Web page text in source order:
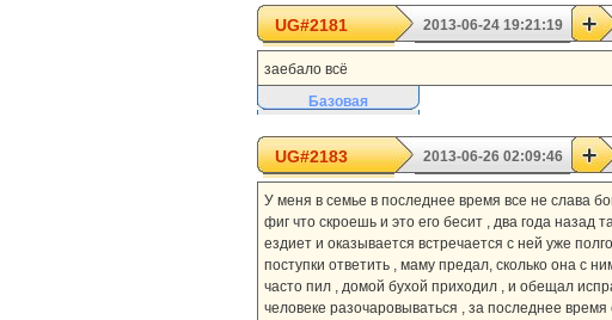
UG#2181 2013-06-24 19:21:19
заебало всё
Базовая
UG#2183 2013-06-26 02:09:46
У меня в семье в последнее время все не слава
фиг что скроешь и это его бесит , два года назад
ездиет и оказывается встречается с ней уже
поступки ответить , маму предал, сколько она с
часто пил , домой бухой приходил , и обещал
человеке разочаровываться , за последнее